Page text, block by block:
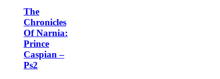
The
Chronicles
Of Narnia:
Prince
Caspian –
Ps2